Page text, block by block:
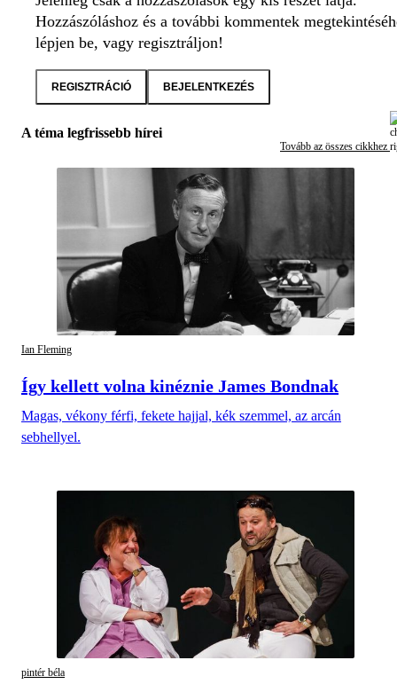
Hozzászóláshoz és a további kommentek
lépjen be, vagy regisztráljon!
REGISZTRÁCIÓ BEJELENTKEZÉS
A téma legfrissebb hírei
Tovább az összes cikkhez
Ian Fleming
Így kellett volna kinéznie James Bondnak
Magas, vékony férfi, fekete hajjal, kék szemmel, az arcán
sebhellyel.
pintér béla